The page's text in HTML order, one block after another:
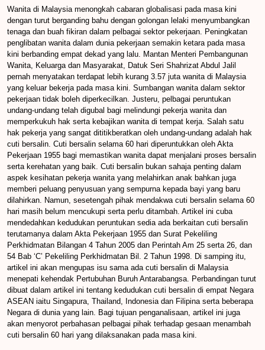
Wanita di Malaysia menongkah cabaran globalisasi pada masa kini
dengan turut berganding bahu dengan golongan lelaki menyumbangkan
tenaga dan buah fikiran dalam pelbagai sektor pekerjaan. Peningkatan
penglibatan wanita dalam dunia pekerjaan semakin ketara pada masa
kini berbanding empat dekad yang lalu. Mantan Menteri Pembangunan
Wanita, Keluarga dan Masyarakat, Datuk Seri Shahrizat Abdul Jalil
pernah menyatakan terdapat lebih kurang 3.57 juta wanita di Malaysia
yang keluar bekerja pada masa kini. Sumbangan wanita dalam sektor
pekerjaan tidak boleh diperkecilkan. Justeru, pelbagai peruntukan
undang-undang telah digubal bagi melindungi pekerja wanita dan
memperkukuh hak serta kebajikan wanita di tempat kerja. Salah satu
hak pekerja yang sangat dititikberatkan oleh undang-undang adalah hak
cuti bersalin. Cuti bersalin selama 60 hari diperuntukkan oleh Akta
Pekerjaan 1955 bagi memastikan wanita dapat menjalani proses bersalin
serta kerehatan yang baik. Cuti bersalin bukan sahaja penting dalam
aspek kesihatan pekerja wanita yang melahirkan anak bahkan juga
memberi peluang penyusuan yang sempurna kepada bayi yang baru
dilahirkan. Namun, sesetengah pihak mendakwa cuti bersalin selama 60
hari masih belum mencukupi serta perlu ditambah. Artikel ini cuba
mendedahkan kedudukan peruntukan sedia ada berkaitan cuti bersalin
terutamanya dalam Akta Pekerjaan 1955 dan Surat Pekeliling
Perkhidmatan Bilangan 4 Tahun 2005 dan Perintah Am 25 serta 26, dan
54 Bab ‘C’ Pekeliling Perkhidmatan Bil. 2 Tahun 1998. Di samping itu,
artikel ini akan mengupas isu sama ada cuti bersalin di Malaysia
menepati kehendak Pertubuhan Buruh Antarabangsa. Perbandingan turut
dibuat dalam artikel ini tentang kedudukan cuti bersalin di empat Negara
ASEAN iaitu Singapura, Thailand, Indonesia dan Filipina serta beberapa
Negara di dunia yang lain. Bagi tujuan penganalisaan, artikel ini juga
akan menyorot perbahasan pelbagai pihak terhadap gesaan menambah
cuti bersalin 60 hari yang dilaksanakan pada masa kini.